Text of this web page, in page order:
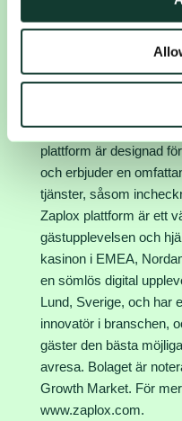
may combine it with
provided to them or that
Certified Adviser för
Om Zaplox
Zaplox är en ledande
gästlösningar för
plattform är designad
och erbjuder en
tjänster, såsom
Zaplox plattform är ett
gästupplevelsen och
kasinon i EMEA,
en sömlös digital
Lund, Sverige, och har
innovatör i branschen,
gäster den bästa
avresa. Bolaget är
Growth Market. För
www.zaplox.com.